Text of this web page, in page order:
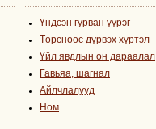
Үндсэн гурван үүрэг
Төрснөөс дүрвэх хүртэл
Үйл явдлын он дараалал
Гавьяа, шагнал
Айлчлалууд
Ном